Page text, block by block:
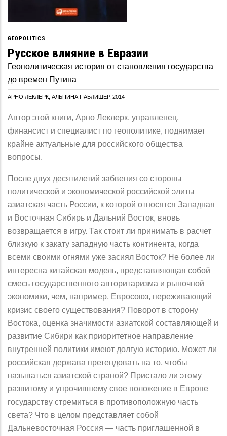
GEOPOLITICS
Русское влияние в Евразии
Геополитическая история от становления государства
до времен Путина
АРНО ЛЕКЛЕРК, АЛЬПИНА ПАБЛИШЕР, 2014
Автор этой книги, Арно Леклерк, управленец,
финансист и специалист по геополитике, поднимает
крайне актуальные для российского общества
вопросы.
После двух десятилетий забвения со стороны
политической и экономической российской элиты
азиатская часть России, к которой относятся Западная
и Восточная Сибирь и Дальний Восток, вновь
возвращается в игру. Так стоит ли принимать в расчет
близкую к закату западную часть континента, когда
всеми своими огнями уже засиял Восток? Не более ли
интересна китайская модель, представляющая собой
смесь государственного авторитаризма и рыночной
экономики, чем, например, Евросоюз, переживающий
кризис своего существования? Поворот в сторону
Востока, оценка значимости азиатской составляющей и
развитие Сибири как приоритетное направление
внутренней политики имеют долгую историю. Может ли
российская держава претендовать на то, чтобы
называться азиатской страной? Пристало ли этому
развитому и упрочившему свое положение в Европе
государству стремиться в противоположную часть
света? Что в целом представляет собой
Дальневосточная Россия — часть приглашенной в